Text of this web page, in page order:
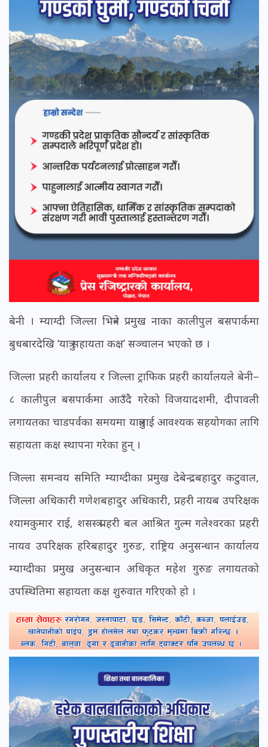
बेनी । म्याग्दी जिल्ला भित्रने प्रमुख नाका कालीपुल बसपार्कमा
बुधबारदेखि ‘यात्रु सहायता कक्ष’ सञ्चालन भएको छ ।
जिल्ला प्रहरी कार्यालय र जिल्ला ट्राफिक प्रहरी कार्यालयले बेनी–
८ कालीपुल बसपार्कमा आउँदै गरेको विजयादशमी, दीपावली
लगायतका चाडपर्वका समयमा यात्रुलाई आवश्यक सहयोगका लागि
सहायता कक्ष स्थापना गरेका हुन् ।
जिल्ला समन्वय समिति म्याग्दीका प्रमुख देबेन्द्रबहादुर कटुवाल,
जिल्ला अधिकारी गणेशबहादुर अधिकारी, प्रहरी नायब उपरिक्षक
श्यामकुमार राई, शसस्त्र प्रहरी बल आश्रित गुल्म गलेश्वरका प्रहरी
नायव उपरिक्षक हरिबहादुर गुरुङ, राष्ट्रिय अनुसन्धान कार्यालय
म्याग्दीका प्रमुख अनुसन्धान अधिकृत महेश गुरुङ लगायतको
उपस्थितिमा सहायता कक्ष शुरुवात गरिएको हो ।